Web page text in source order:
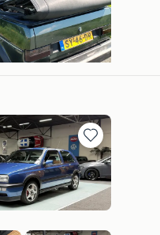
Bewaren
in
Mijn
Favorieten